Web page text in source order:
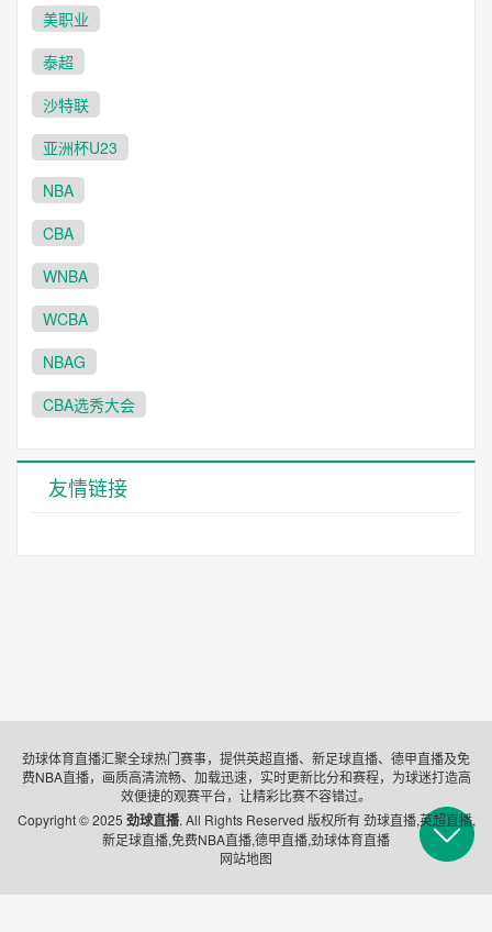
美职业
泰超
沙特联
亚洲杯U23
NBA
CBA
WNBA
WCBA
NBAG
CBA选秀大会
友情链接
劲球体育直播汇聚全球热门赛事，提供英超直播、新足球直播、德甲直播及免
费NBA直播，画质高清流畅、加载迅速，实时更新比分和赛程，为球迷打造高
效便捷的观赛平台，让精彩比赛不容错过。
Copyright © 2025 劲球直播. All Rights Reserved 版权所有 劲球直播,英超直播,
新足球直播,免费NBA直播,德甲直播,劲球体育直播
网站地图